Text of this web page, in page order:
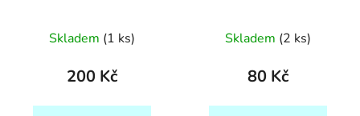
Skladem (1 ks)
200 Kč
Skladem (2 ks)
80 Kč